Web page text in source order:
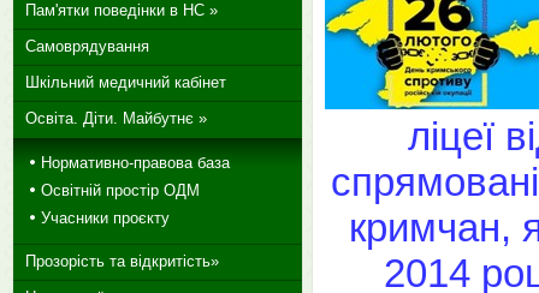
ліцеї
кримчан,
2014
Пам'ятки поведінки в НС »
Самоврядування
Шкільний медичний кабінет
Освіта. Діти. Майбутнє »
Нормативно-правова база
Освітній простір ОДМ
Учасники проєкту
Прозорість та відкритість»